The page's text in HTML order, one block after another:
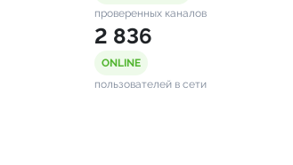
проверенных каналов
2 836
ONLINE
пользователей в сети